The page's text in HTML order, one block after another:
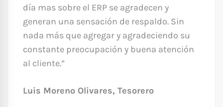
día mas sobre el ERP se agradecen y
generan una sensación de respaldo. Sin
nada más que agregar y agradeciendo su
constante preocupación y buena atención
al cliente.”
Luis Moreno Olivares, Tesorero